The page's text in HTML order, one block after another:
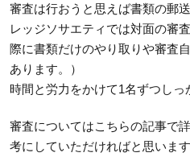
審査は行おうと思えば書類の郵
レッジソサエティでは対面の審
際に書類だけのやり取りや審査
あります。）
時間と労力をかけて1名ずつしっ
審査についてはこちらの記事で
考にしていただければと思います